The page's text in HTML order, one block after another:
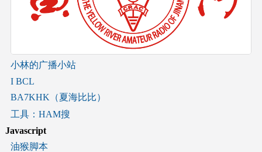
小林的广播小站
I BCL
BA7KHK（夏海比比）
工具：HAM搜
Javascript
油猴脚本